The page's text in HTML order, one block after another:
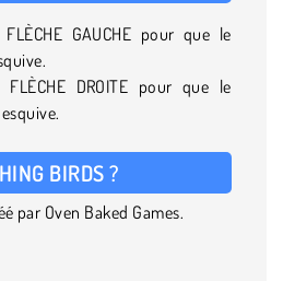
FLÈCHE GAUCHE pour que le
FLÈCHE DROITE pour que le
BIRDS ?
par Oven Baked Games.